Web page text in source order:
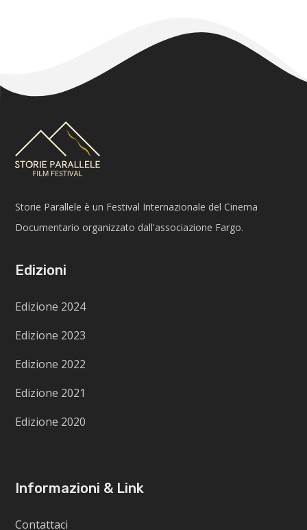
Storie Parallele è un Festival Internazionale del Cinema
Documentario organizzato dall'associazione Fargo.
Edizioni
Edizione 2024
Edizione 2023
Edizione 2022
Edizione 2021
Edizione 2020
Informazioni & Link
Contattaci